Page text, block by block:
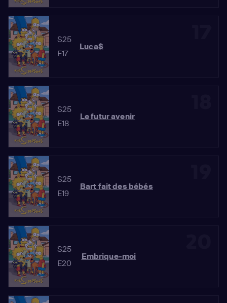
S25
E17
Luca$
S25
E18
Le futur avenir
S25
E19
Bart fait des bébés
S25
E20
Embrique-moi